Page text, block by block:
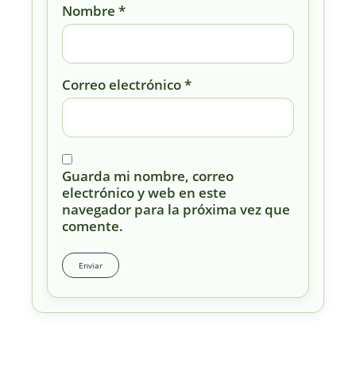
Nombre *
Correo electrónico*
Guarda mi nombre, correo
electrónico y web en este
navegador para la próxima vez que
comente.